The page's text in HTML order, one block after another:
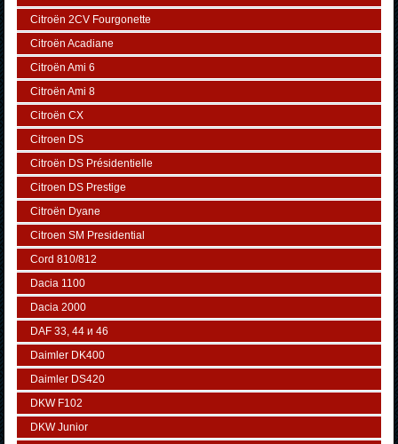
Citroën 2CV Fourgonette
Citroën Acadiane
Citroën Ami 6
Citroën Ami 8
Citroën CX
Citroen DS
Citroën DS Présidentielle
Citroen DS Prestige
Citroën Dyane
Citroen SM Presidential
Cord 810/812
Dacia 1100
Dacia 2000
DAF 33, 44 и 46
Daimler DK400
Daimler DS420
DKW F102
DKW Junior